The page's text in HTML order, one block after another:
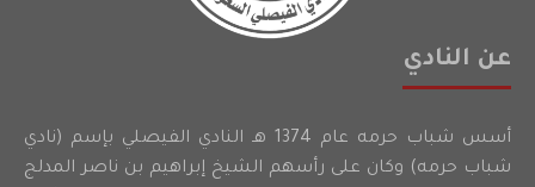
عن النادي
أسس شباب حرمه عام 1374 هـ النادي الفيصلي بإسم (نادي
شباب حرمه) وكان على رأسهم الشيخ إبراهيم بن ناصر المدلج